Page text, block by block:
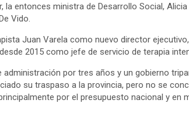
entonces ministra de Desarrollo Social, Alicia
Vido.
Juan Varela como nuevo director
2015 como jefe de servicio de terapia
por tres años y un gobierno
su traspaso a la provincia, pero no se
por el presupuesto nacional y en